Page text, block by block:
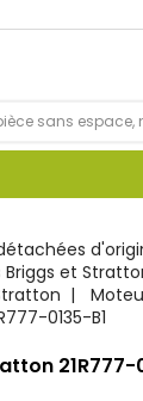
Briggs et
0135-B1
21R777-